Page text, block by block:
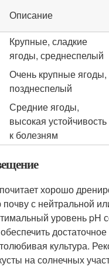
Описание
Крупные, сладкие
ягоды, среднеспелый
Очень крупные ягоды,
позднеспелый
Средние ягоды,
высокая устойчивость
к болезням
хорошо
с нейтральной
уровень pH
культура.
на солнечных